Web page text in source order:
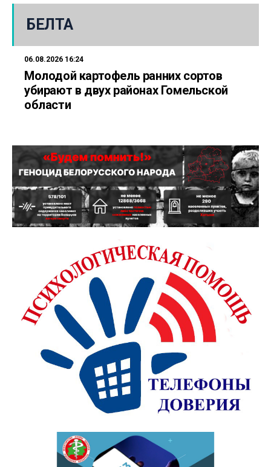
БЕЛТА
06.08.2026 16:24
Молодой картофель ранних сортов
убирают в двух районах Гомельской
области